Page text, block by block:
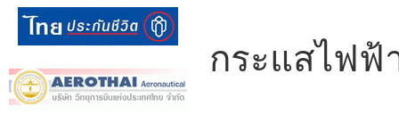
กระแสไฟ